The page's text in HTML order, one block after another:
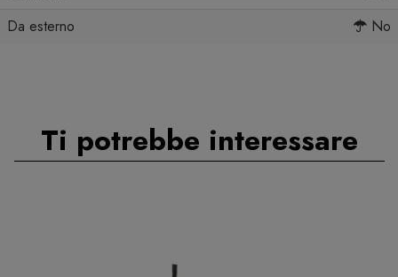
Da esterno
No
Ti potrebbe interessare